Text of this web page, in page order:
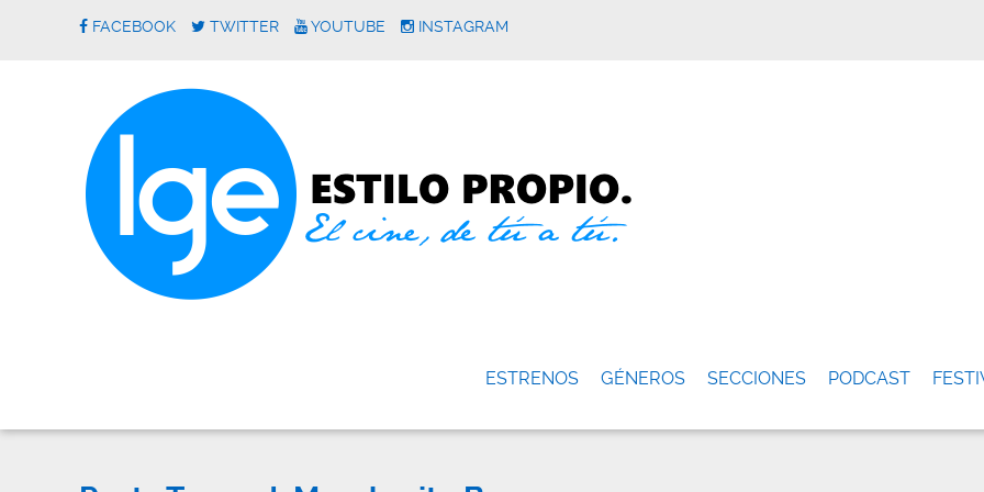
FACEBOOK TWITTER YOUTUBE INSTAGRAM
ESTRENOS GÉNEROS SECCIONES PODCAST